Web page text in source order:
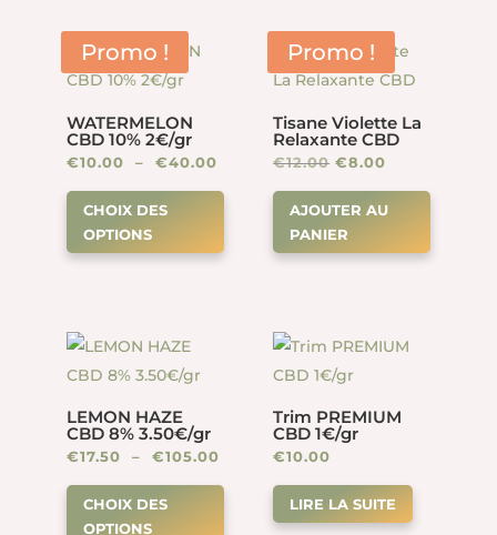
Promo !
WATERMELON
CBD 10% 2€/gr
€10.00 – €40.00Plage
de
€10.00
CHOIX DES
OPTIONS
Ce
a
choisies
Promo !
Tisane Violette La
Relaxante CBD
€12.00 Le
prix
initial
€8.00
prix
actuel
AJOUTER AU
PANIER
LEMON HAZE
CBD 8% 3.50€/gr
€17.50 – €105.00Plage
de
CHOIX DES
OPTIONS
Ce
Trim PREMIUM
CBD 1€/gr
€10.00
LIRE LA SUITE